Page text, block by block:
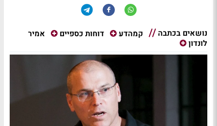
נושאים בכתבה קמהדע דוחות כספיים
אמיר
לונדון